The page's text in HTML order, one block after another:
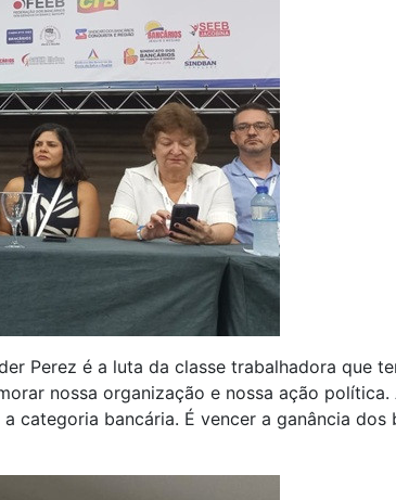
Perez é a luta da classe trabalhadora que
nossa organização e nossa ação
categoria bancária. É vencer a ganância dos